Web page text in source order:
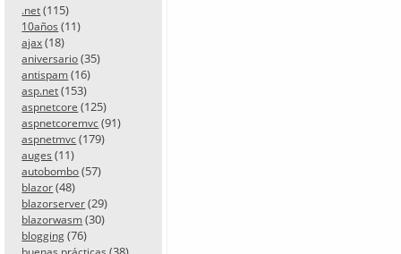
.net (115)
10años (11)
ajax (18)
aniversario (35)
antispam (16)
asp.net (153)
aspnetcore (125)
aspnetcoremvc (91)
aspnetmvc (179)
auges (11)
autobombo (57)
blazor (48)
blazorserver (29)
blazorwasm (30)
blogging (76)